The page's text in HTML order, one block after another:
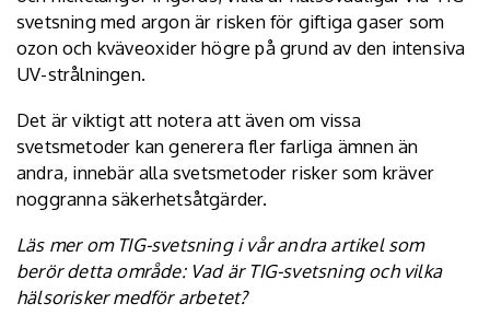
svetsning med argon är risken för giftiga gaser som
ozon och kväveoxider högre på grund av den intensiva
UV-strålningen.
Det är viktigt att notera att även om vissa
svetsmetoder kan generera fler farliga ämnen än
andra, innebär alla svetsmetoder risker som kräver
noggranna säkerhetsåtgärder.
Läs mer om TIG-svetsning i vår andra artikel som
berör detta område: Vad är TIG-svetsning och vilka
hälsorisker medför arbetet?